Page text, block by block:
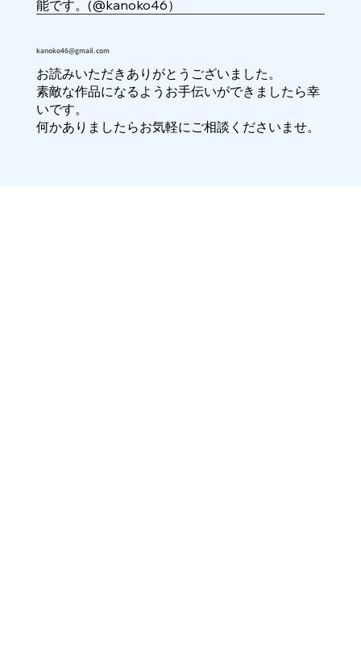
能です。(@kanoko46）
kanoko46@gmail.com
お読みいただきありがとうございました。
素敵な作品になるようお手伝いができましたら幸
いです。
​何かありましたらお気軽にご相談くださいませ。